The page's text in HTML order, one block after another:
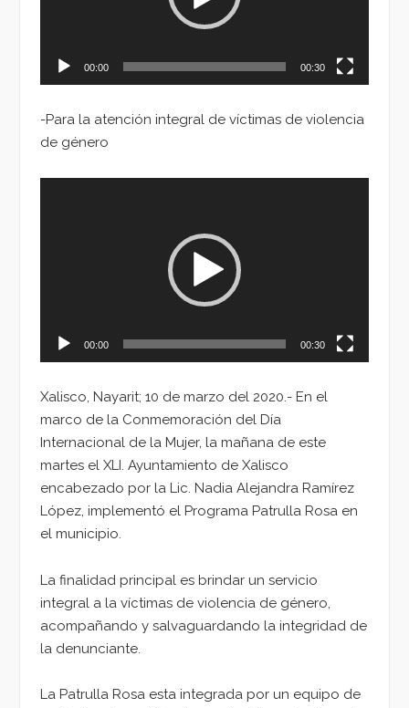
00:00 00:30
-Para la atención integral de víctimas de violencia
de género
00:00 00:30
Xalisco, Nayarit; 10 de marzo del 2020.- En el
marco de la Conmemoración del Día
Internacional de la Mujer, la mañana de este
martes el XLI. Ayuntamiento de Xalisco
encabezado por la Lic. Nadia Alejandra Ramírez
López, implementó el Programa Patrulla Rosa en
el municipio.
La finalidad principal es brindar un servicio
integral a la víctimas de violencia de género,
acompañando y salvaguardando la integridad de
la denunciante.
La Patrulla Rosa esta integrada por un equipo de